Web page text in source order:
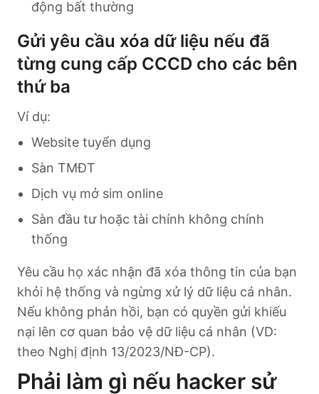
động bất thường
Gửi yêu cầu xóa dữ liệu nếu đã
từng cung cấp CCCD cho các bên
thứ ba
Ví dụ:
Website tuyển dụng
Sàn TMĐT
Dịch vụ mở sim online
Sàn đầu tư hoặc tài chính không chính
thống
Yêu cầu họ xác nhận đã xóa thông tin của bạn
khỏi hệ thống và ngừng xử lý dữ liệu cá nhân.
Nếu không phản hồi, bạn có quyền gửi khiếu
nại lên cơ quan bảo vệ dữ liệu cá nhân (VD:
theo Nghị định 13/2023/NĐ-CP).
Phải làm gì nếu hacker sử